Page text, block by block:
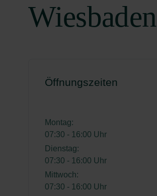
Wiesbaden
Öffnungszeiten
Montag:
07:30 - 16:00 Uhr
Dienstag:
07:30 - 16:00 Uhr
Mittwoch:
07:30 - 16:00 Uhr